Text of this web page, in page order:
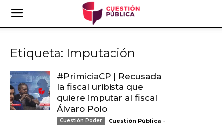
Etiqueta: Imputación
#PrimiciaCP | Recusada
la fiscal uribista que
quiere imputar al fiscal
Álvaro Polo
Cuestión Poder Cuestión Pública -